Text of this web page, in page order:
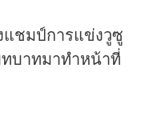
ชมป์การแข่งวูซู
บาทมาทำหน้าที่